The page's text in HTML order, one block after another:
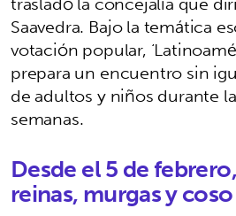
Saavedra. Bajo la temática
votación popular,
prepara un encuentro sin
de adultos y niños durante
semanas.
Desde el 5 de
reinas, murgas y coso